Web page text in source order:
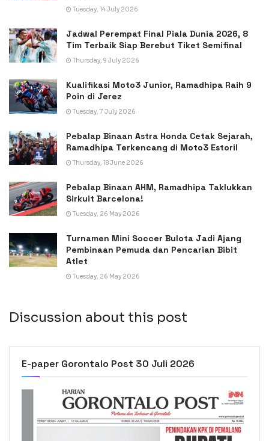
Tuesday, 14 July 2026
Jadwal Perempat Final Piala Dunia 2026, 8
Tim Terbaik Siap Berebut Tiket Semifinal
Thursday, 9 July 2026
Kualifikasi Moto3 Junior, Ramadhipa Raih 9
Poin di Jerez
Tuesday, 7 July 2026
Pebalap Binaan Astra Honda Cetak Sejarah,
Ramadhipa Terkencang di Moto3 Estoril
Thursday, 18 June 2026
Pebalap Binaan AHM, Ramadhipa Taklukkan
Sirkuit Barcelona!
Tuesday, 26 May 2026
Turnamen Mini Soccer Bulota Jadi Ajang
Pembinaan Pemuda dan Pencarian Bibit
Atlet
Tuesday, 26 May 2026
Discussion about this post
E-paper Gorontalo Post 30 Juli 2026